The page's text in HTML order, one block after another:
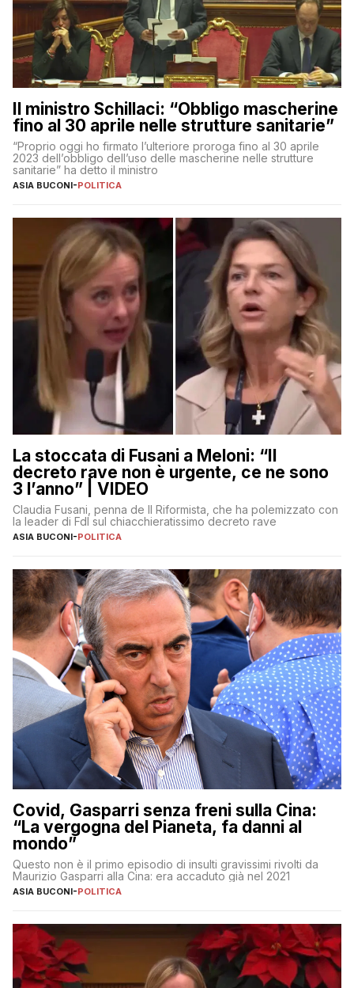
Il ministro Schillaci: “Obbligo mascherine
fino al 30 aprile nelle strutture sanitarie”
“Proprio oggi ho firmato l’ulteriore proroga fino al 30 aprile
2023 dell’obbligo dell’uso delle mascherine nelle strutture
sanitarie” ha detto il ministro
ASIA BUCONI-POLITICA
La stoccata di Fusani a Meloni: “Il
decreto rave non è urgente, ce ne sono
3 l’anno” | VIDEO
Claudia Fusani, penna de Il Riformista, che ha polemizzato con
la leader di FdI sul chiacchieratissimo decreto rave
ASIA BUCONI-POLITICA
Covid, Gasparri senza freni sulla Cina:
“La vergogna del Pianeta, fa danni al
mondo”
Questo non è il primo episodio di insulti gravissimi rivolti da
Maurizio Gasparri alla Cina: era accaduto già nel 2021
ASIA BUCONI-POLITICA